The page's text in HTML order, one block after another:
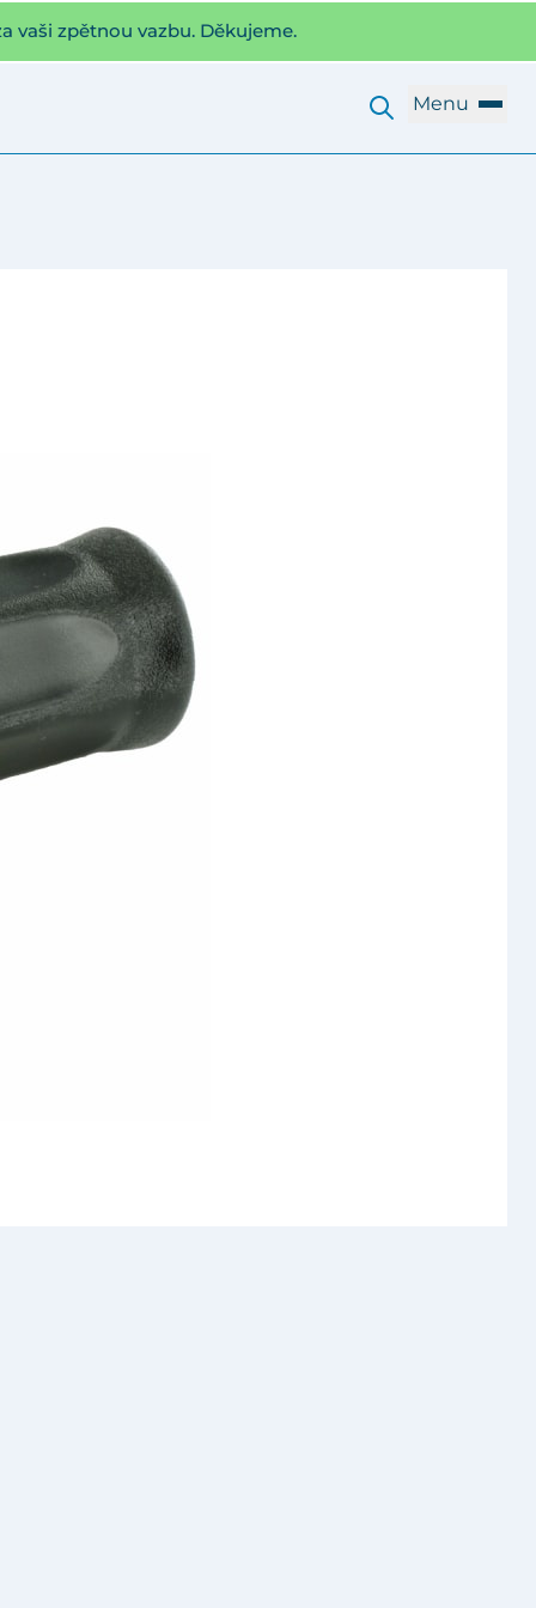
vaši zpětnou vazbu. Děkujeme.
Menu